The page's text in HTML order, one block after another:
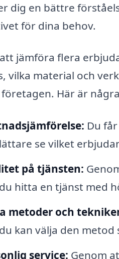
dig en bättre
för dina behov.
jämföra flera
vilka material och
företagen. Här är
Du
se vilket
på tjänsten:
hitta en tjänst med
metoder och
kan välja den
service: Genom